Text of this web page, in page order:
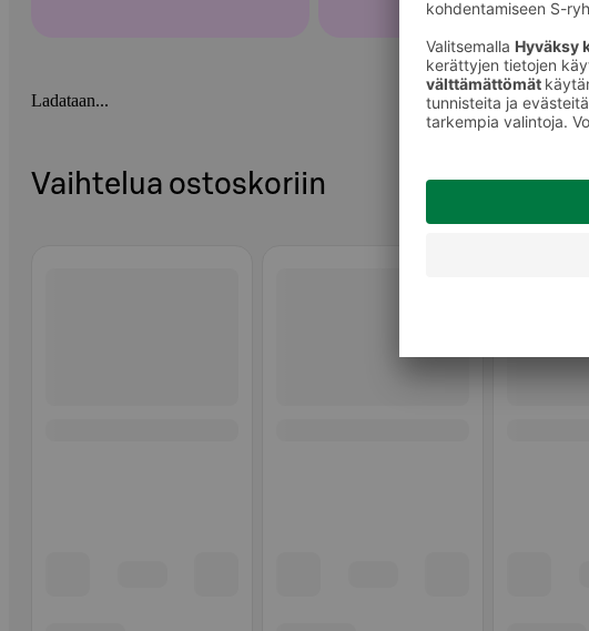
Ladataan...
Vaihtelua ostoskoriin